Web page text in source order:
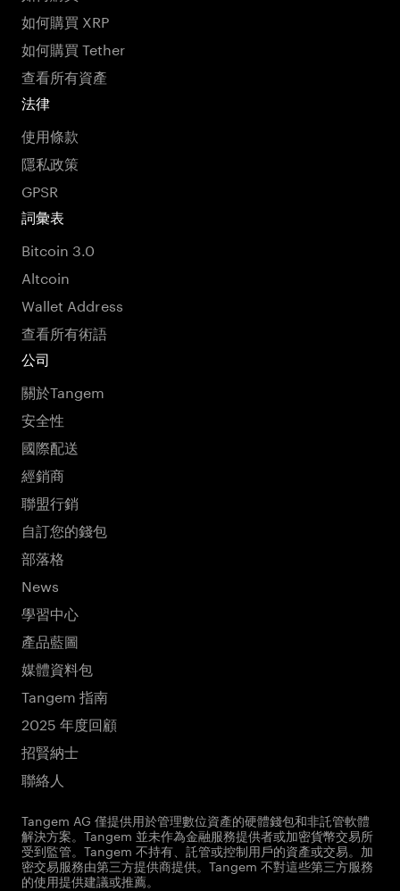
如何購買 XRP
如何購買 Tether
查看所有資產
法律
使用條款
隱私政策
GPSR
詞彙表
Bitcoin 3.0
Altcoin
Wallet Address
查看所有術語
公司
關於Tangem
安全性
國際配送
經銷商
聯盟行銷
自訂您的錢包
部落格
News
學習中心
產品藍圖
媒體資料包
Tangem 指南
2025 年度回顧
招賢納士
聯絡人
Tangem AG 僅提供用於管理數位資產的硬體錢包和非託管軟體
解決方案。Tangem 並未作為金融服務提供者或加密貨幣交易所
受到監管。Tangem 不持有、託管或控制用戶的資產或交易。加
密交易服務由第三方提供商提供。Tangem 不對這些第三方服務
的使用提供建議或推薦。